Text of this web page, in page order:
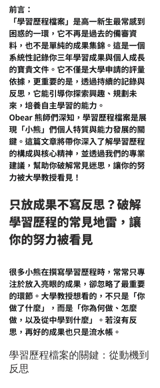
前言：
「學習歷程檔案」是高一新生最常感到
困惑的一環，它不再是過去的備審資
料，也不是單純的成果集錦。這是一個
系統性記錄你三年學習成果與個人成長
的寶貴文件。它不僅是大學申請的評量
依據，更重要的是，透過持續的記錄與
反思，它能引導你探索興趣、規劃未
來，培養自主學習的能力。
Obear 熊師們深知，學習歷程檔案是展
現「小熊」們個人特質與能力發展的關
鍵。這篇文章將帶你深入了解學習歷程
的構成與核心精神，並透過我們的專業
建議，幫助你破解常見迷思，讓你的努
力被大學教授看見！
只放成果不寫反思？破解
學習歷程的常見地雷，讓
你的努力被看見
很多小熊在撰寫學習歷程時，常常只專
注於放入亮眼的成果，卻忽略了最重要
的環節。大學教授想看的，不只是「你
做了什麼」，而是「你為何做、怎麼
做，以及從中學到什麼」。若沒有反
思，再好的成果也只是流水帳。
學習歷程檔案的關鍵：從動機到
反思